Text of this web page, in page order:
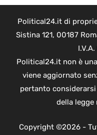
Political24.it di
Sistina 121, 00187
Political24.it non è
viene aggiornato
pertanto
della legge
Copyright ©2026 -